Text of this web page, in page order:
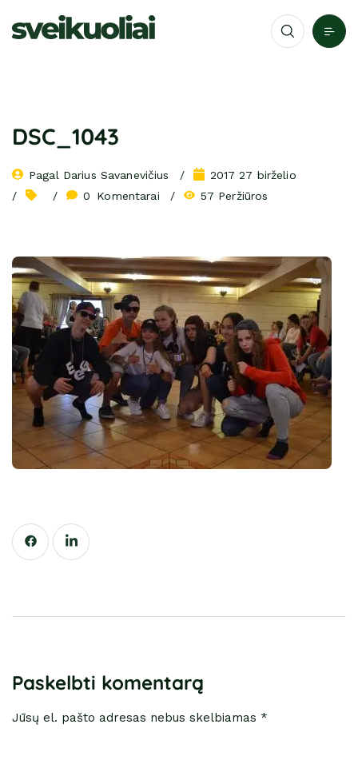
DSC_1043
Pagal Darius Savanevičius
2017 27 birželio
0
Komentarai 57 Peržiūros
Paskelbti komentarą
Jūsų el. pašto adresas nebus skelbiamas *